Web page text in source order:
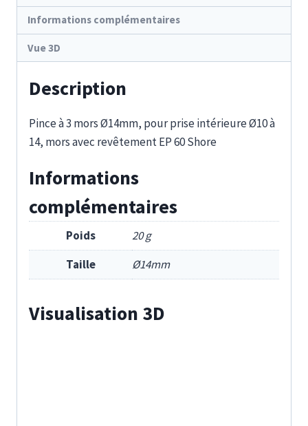
Informations complémentaires
Vue 3D
Description
Pince à 3 mors Ø14mm, pour prise intérieure Ø10 à
14, mors avec revêtement EP 60 Shore
Informations
complémentaires
Poids
20 g
Taille
Ø14mm
Visualisation 3D